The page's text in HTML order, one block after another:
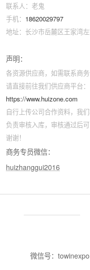
联系人：老鬼
手机： 18620029797
地址：长沙市岳麓区王家湾
声明：
各资源供应商，如需联系商务
请直接前往我们供应商平台：
https://www.huizone.com
自行上传公司合作资料，我
负责审核入库，审核通过后可
谢谢！
商务专员微信：
huizhanggui2016
微信号：towinexpo